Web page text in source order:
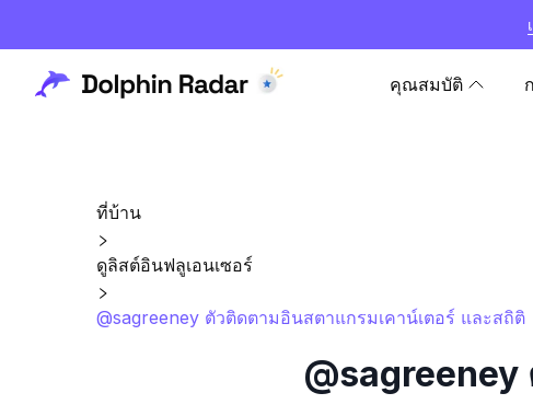
คุณสมบัติ
ที่บ้าน
ดูลิสต์อินฟลูเอนเซอร์
@sagreeney ตัวติดตามอินสตาแกรมเคาน์เตอร์ และสถิติ
@sagreeney